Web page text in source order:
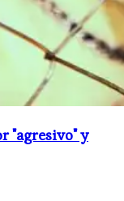
"agresivo" y